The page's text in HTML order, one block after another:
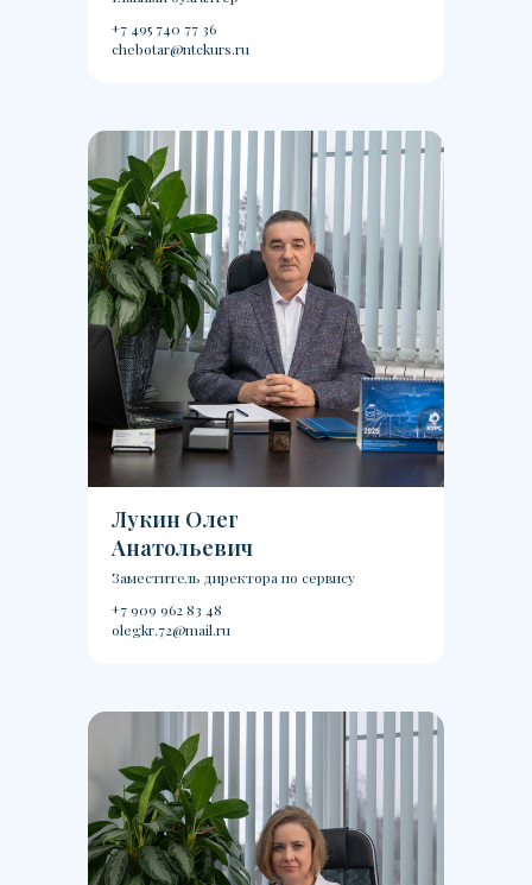
+7 495 740 77 36
chebotar@ntckurs.ru
Лукин Олег
Анатольевич
Заместитель директора по сервису
+7 909 962 83 48
olegkr.72@mail.ru